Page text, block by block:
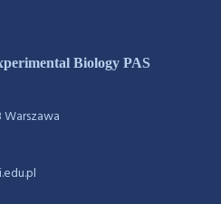
Biology PAS